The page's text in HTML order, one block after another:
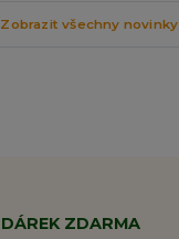
Zobrazit všechny novinky
DÁREK ZDARMA